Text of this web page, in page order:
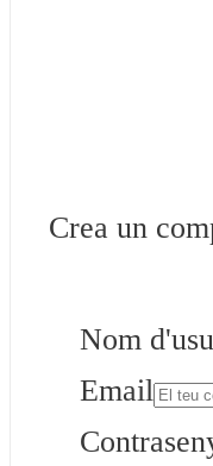
Crea un
Nom
Email